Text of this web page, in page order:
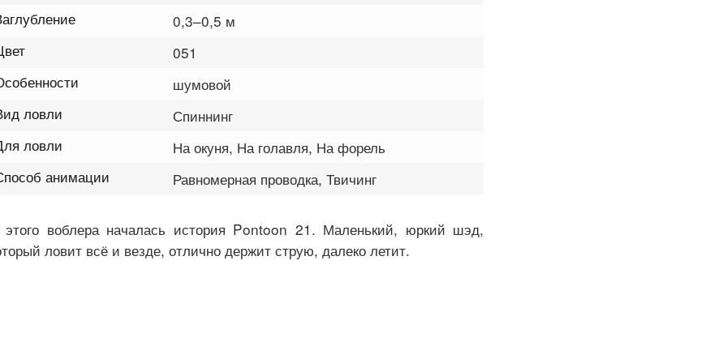
0,3–0,5 м
051
шумовой
ловли
Спиннинг
ловли
На окуня, На голавля, На форель
анимации
Равномерная проводка, Твичинг
воблера началась история Pontoon 21. Маленький, юркий шэд,
ловит всё и везде, отлично держит струю, далеко летит.